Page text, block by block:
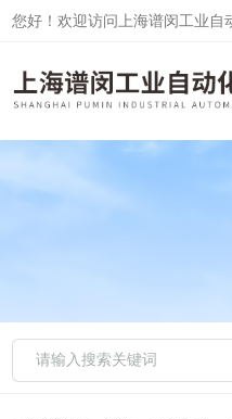
您好！欢迎访问上海谱闵工业自